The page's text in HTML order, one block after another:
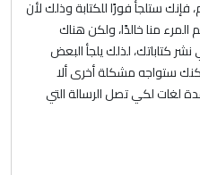
فإنك ستلجأ فورًا للكتابة وذلك لأن
المرء منا خالدًا، ولكن هناك
كتاباتك، لذلك يلجأ البعض
لكنك ستواجه مشكلة أخرى ألا
لغات لكي تصل الرسالة التي